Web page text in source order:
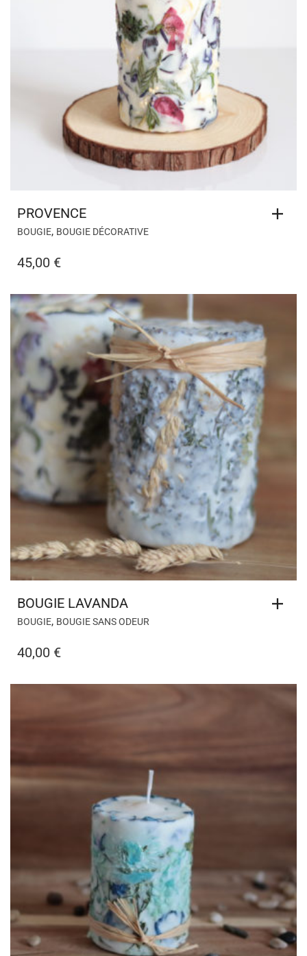
PROVENCE
BOUGIE, BOUGIE DÉCORATIVE
45,00 €
BOUGIE LAVANDA
BOUGIE, BOUGIE SANS ODEUR
40,00 €